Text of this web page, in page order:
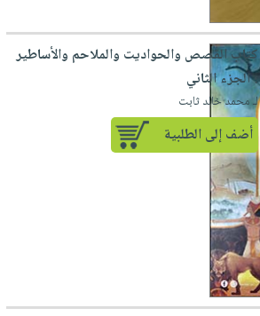
كتاب القصص والحواديت والملاحم والأساطير
؛ الجزء الثاني
لـ محمد خالد ثابت
أضف إلى الطلبية